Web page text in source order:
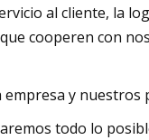
al cliente, la
cooperen con
y
todo lo